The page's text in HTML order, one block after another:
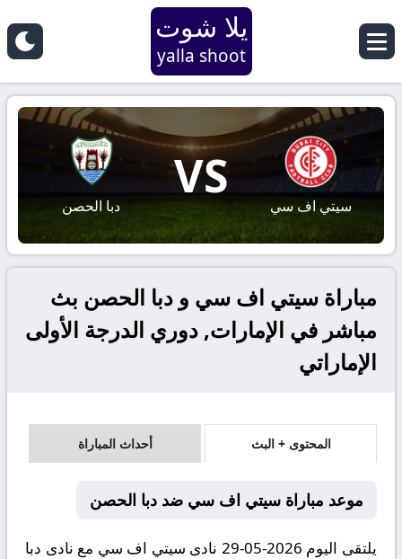
يلا شوت
yalla shoot
سيتي اف سي
VS
دبا الحصن
مباراة سيتي اف سي و دبا الحصن بث
مباشر في الإمارات, دوري الدرجة الأولى
الإماراتي
المحتوى + البث أحداث المباراة
موعد مباراة سيتي اف سي ضد دبا الحصن
يلتقى اليوم 2026-05-29 نادى سيتي اف سي مع نادى دبا